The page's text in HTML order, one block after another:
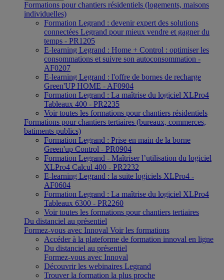
Formations pour chantiers résidentiels (logements, maisons
individuelles)
Formation Legrand : devenir expert des solutions
connectées Legrand pour mieux vendre et gagner du
temps - PR1205
E-learning Legrand : Home + Control : optimiser les
consommations et suivre son autoconsommation -
AF0207
E-learning Legrand : l'offre de bornes de recharge
Green'UP HOME - AF0904
Formation Legrand : La maîtrise du logiciel XLPro4
Tableaux 400 - PR2235
Voir toutes les formations pour chantiers résidentiels
Formations pour chantiers tertiaires (bureaux, commerces,
batiments publics)
Formation Legrand : Prise en main de la borne
Green'up Control - PR0904
Formation Legrand - Maîtriser l’utilisation du logiciel
XLPro4 Calcul 400 - PR2232
E-learning Legrand : la suite logiciels XLPro4 -
AF0604
Formation Legrand : La maîtrise du logiciel XLPro4
Tableaux 6300 - PR2260
Voir toutes les formations pour chantiers tertiaires
Du distanciel au présentiel
Formez-vous avec Innoval Voir les formations
Accéder à la plateforme de formation innoval en ligne
Du distanciel au présentiel
Formez-vous avec Innoval
Découvrir les webinaires Legrand
Trouver la formation la plus proche